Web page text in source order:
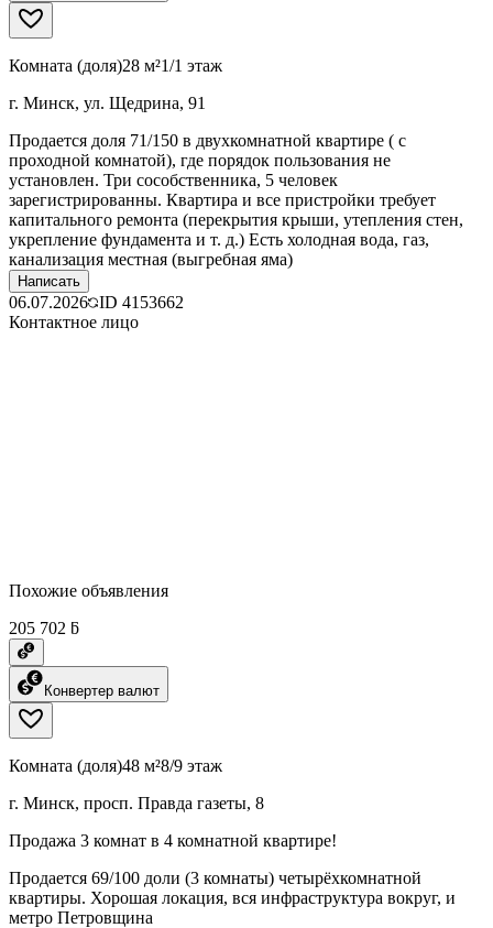
Комната (доля)28 м²1/1 этаж
г. Минск, ул. Щедрина, 91
Продается доля 71/150 в двухкомнатной квартире ( с
проходной комнатой), где порядок пользования не
установлен. Три сособственника, 5 человек
зарегистрированны. Квартира и все пристройки требует
капитального ремонта (перекрытия крыши, утепления стен,
укрепление фундамента и т. д.) Есть холодная вода, газ,
канализация местная (выгребная яма)
Написать
06.07.2026 ID 4153662
Контактное лицо
Похожие объявления
205 702 ƃ
Конвертер валют
Комната (доля)48 м²8/9 этаж
г. Минск, просп. Правда газеты, 8
Продажа 3 комнат в 4 комнатной квартире!
Продается 69/100 доли (3 комнаты) четырёхкомнатной
квартиры. Хорошая локация, вся инфраструктура вокруг, и
метро Петровщина